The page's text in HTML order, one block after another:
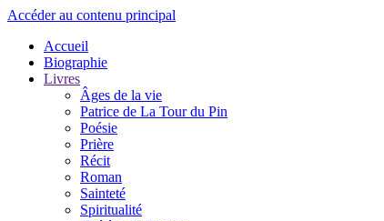
Accéder au contenu principal
Accueil
Biographie
Livres
Âges de la vie
Patrice de La Tour du Pin
Poésie
Prière
Récit
Roman
Sainteté
Spiritualité